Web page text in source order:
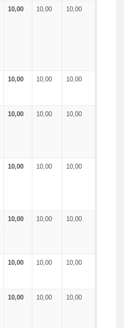
10,00 10,00 10,00
10,00 10,00 10,00
10,00 10,00 10,00
10,00 10,00 10,00
10,00 10,00 10,00
10,00 10,00 10,00
10,00 10,00 10,00